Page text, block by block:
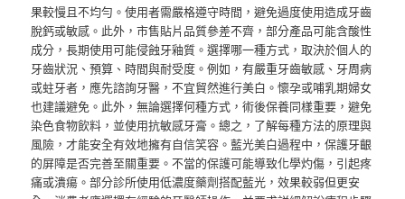
果較慢且不均勻。使用者需嚴格遵守時間，避免過度使用造成牙齒
脫鈣或敏感。此外，市售貼片品質參差不齊，部分產品可能含酸性
成分，長期使用可能侵蝕牙釉質。選擇哪一種方式，取決於個人的
牙齒狀況、預算、時間與耐受度。例如，有嚴重牙齒敏感、牙周病
或蛀牙者，應先諮詢牙醫，不宜貿然進行美白。懷孕或哺乳期婦女
也建議避免。此外，無論選擇何種方式，術後保養同樣重要，避免
染色食物飲料，並使用抗敏感牙膏。總之，了解每種方法的原理與
風險，才能安全有效地擁有自信笑容。藍光美白過程中，保護牙齦
的屏障是否完善至關重要。不當的保護可能導致化學灼傷，引起疼
痛或潰瘍。部分診所使用低濃度藥劑搭配藍光，效果較弱但更安